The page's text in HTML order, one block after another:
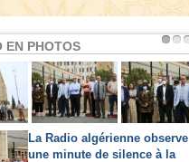
EN PHOTOS
La Radio algérienne observe
une minute de silence à la